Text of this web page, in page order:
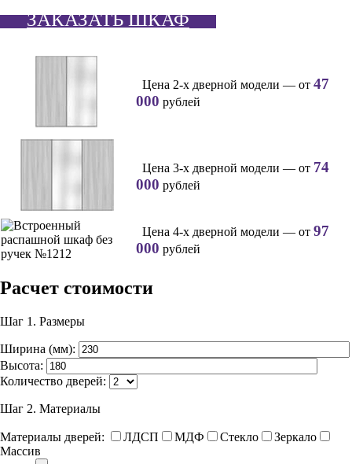
ЗАКАЗАТЬ ШКАФ
Цена 2-х дверной модели — от 47
000 рублей
Цена 3-х дверной модели — от 74
000 рублей
Цена 4-х дверной модели — от 97
000 рублей
Расчет стоимости
Шаг 1. Размеры
Ширина (мм):
Высота:
Количество дверей:
Шаг 2. Материалы
Материалы дверей: ЛДСП МДФ Стекло
Зеркало
Массив